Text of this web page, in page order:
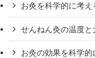
お灸を科学的に考え
せんねん灸の温度と
お灸の効果を科学的